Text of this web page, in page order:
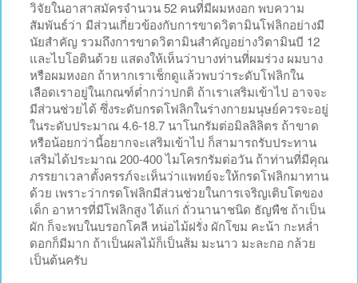
วิจัยในอาสาสมัครจำนวน 52 คนที่มีผมหงอก พบความ
สัมพันธ์ว่า มีส่วนเกี่ยวข้องกับการขาดวิตามินโฟลิกอย่างมี
นัยสำคัญ รวมถึงการขาดวิตามินสำคัญอย่างวิตามินบี 12
และไบโอตินด้วย แสดงให้เห็นว่าบางท่านที่ผมร่วง ผมบาง
หรือผมหงอก ถ้าหากเราเช็กดูแล้วพบว่าระดับโฟลิกใน
เลือดเราอยู่ในเกณฑ์ต่ำกว่าปกติ ถ้าเราเสริมเข้าไป อาจจะ
มีส่วนช่วยได้ ซึ่งระดับกรดโฟลิกในร่างกายมนุษย์ควรจะอยู่
ในระดับประมาณ 4.6-18.7 นาโนกรัมต่อมิลลิลิตร ถ้าขาด
หรือน้อยกว่านี้อยากจะเสริมเข้าไป ก็สามารถรับประทาน
เสริมได้ประมาณ 200-400 ไมโครกรัมต่อวัน ถ้าท่านที่มีคุณ
ภรรยาเวลาตั้งครรภ์จะเห็นว่าแพทย์จะให้กรดโฟลิกมาทาน
ด้วย เพราะว่ากรดโฟลิกมีส่วนช่วยในการเจริญเติบโตของ
เด็ก อาหารที่มีโฟลิกสูง ได้แก่ ถั่วนานาชนิด ธัญพืช ถ้าเป็น
ผัก ก็จะพบในบรอกโคลี หน่อไม้ฝรั่ง ผักโขม คะน้า กะหล่ำ
ดอกก็มีมาก ถ้าเป็นผลไม้ก็เป็นส้ม มะนาว มะละกอ กล้วย
เป็นต้นครับ